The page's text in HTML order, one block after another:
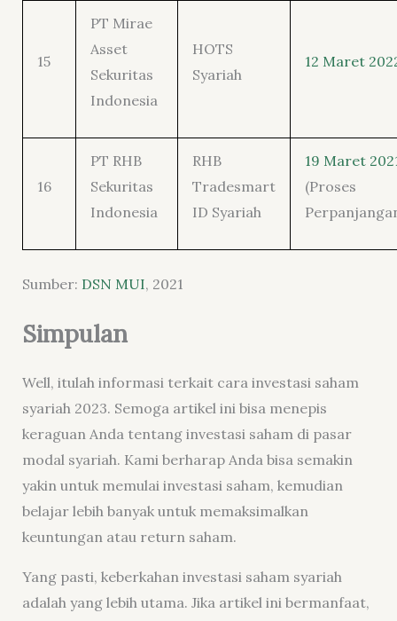
15
PT Mirae
Asset
Sekuritas
Indonesia
HOTS
Syariah
12 Maret
16
PT RHB
Sekuritas
Indonesia
RHB
Tradesmart
ID Syariah
19 Maret
(Proses
Sumber: DSN MUI, 2021
Simpulan
Well, itulah informasi terkait cara investasi saham
syariah 2023. Semoga artikel ini bisa menepis
keraguan Anda tentang investasi saham di pasar
modal syariah. Kami berharap Anda bisa semakin
yakin untuk memulai investasi saham, kemudian
belajar lebih banyak untuk memaksimalkan
keuntungan atau return saham.
Yang pasti, keberkahan investasi saham syariah
adalah yang lebih utama. Jika artikel ini bermanfaat,